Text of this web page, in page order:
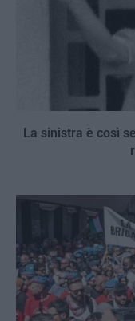
La sinistra è così